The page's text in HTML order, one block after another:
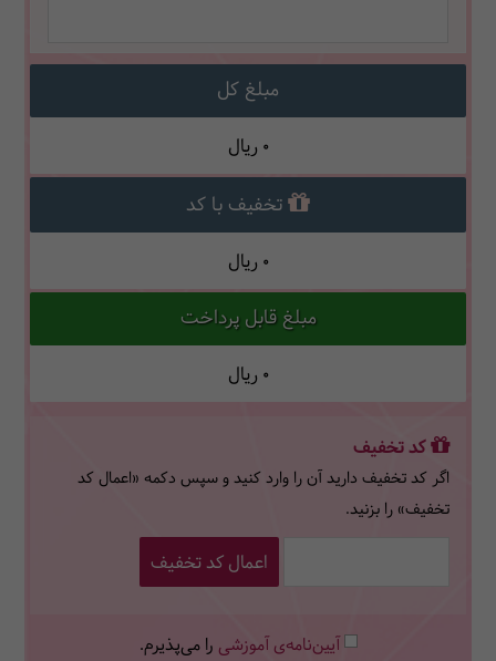
مبلغ کل
0 ریال
تخفیف با کد
0 ریال
مبلغ قابل پرداخت
0 ریال
کد تخفیف
اگر کد تخفیف دارید آن را وارد کنید و سپس دکمه «اعمال کد
تخفیف» را بزنید.
اعمال کد تخفیف
آیین‌نامه‌ی آموزشی را می‌پذیرم.